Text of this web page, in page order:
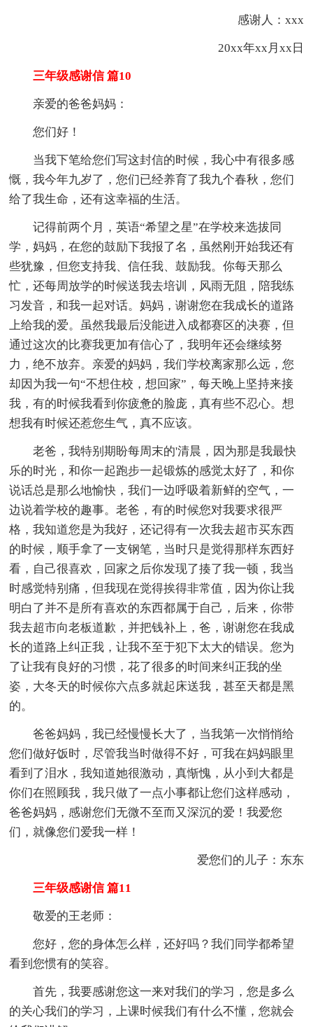
感谢人：xxx
20xx年xx月xx日
三年级感谢信 篇10
亲爱的爸爸妈妈：
您们好！
当我下笔给您们写这封信的时候，我心中有很多感
慨，我今年九岁了，您们已经养育了我九个春秋，您们
给了我生命，还有这幸福的生活。
记得前两个月，英语“希望之星”在学校来选拔同
学，妈妈，在您的鼓励下我报了名，虽然刚开始我还有
些犹豫，但您支持我、信任我、鼓励我。你每天那么
忙，还每周放学的时候送我去培训，风雨无阻，陪我练
习发音，和我一起对话。妈妈，谢谢您在我成长的道路
上给我的爱。虽然我最后没能进入成都赛区的决赛，但
通过这次的比赛我更加有信心了，我明年还会继续努
力，绝不放弃。亲爱的妈妈，我们学校离家那么远，您
却因为我一句“不想住校，想回家”，每天晚上坚持来接
我，有的时候我看到你疲惫的脸庞，真有些不忍心。想
想我有时候还惹您生气，真不应该。
老爸，我特别期盼每周末的'清晨，因为那是我最快
乐的时光，和你一起跑步一起锻炼的感觉太好了，和你
说话总是那么地愉快，我们一边呼吸着新鲜的空气，一
边说着学校的趣事。老爸，有的时候您对我要求很严
格，我知道您是为我好，还记得有一次我去超市买东西
的时候，顺手拿了一支钢笔，当时只是觉得那样东西好
看，自己很喜欢，回家之后你发现了揍了我一顿，我当
时感觉特别痛，但我现在觉得挨得非常值，因为你让我
明白了并不是所有喜欢的东西都属于自己，后来，你带
我去超市向老板道歉，并把钱补上，爸，谢谢您在我成
长的道路上纠正我，让我不至于犯下太大的错误。您为
了让我有良好的习惯，花了很多的时间来纠正我的坐
姿，大冬天的时候你六点多就起床送我，甚至天都是黑
的。
爸爸妈妈，我已经慢慢长大了，当我第一次悄悄给
您们做好饭时，尽管我当时做得不好，可我在妈妈眼里
看到了泪水，我知道她很激动，真惭愧，从小到大都是
你们在照顾我，我只做了一点小事都让您们这样感动，
爸爸妈妈，感谢您们无微不至而又深沉的爱！我爱您
们，就像您们爱我一样！
爱您们的儿子：东东
三年级感谢信 篇11
敬爱的王老师：
您好，您的身体怎么样，还好吗？我们同学都希望
看到您惯有的笑容。
首先，我要感谢您这一来对我们的学习，您是多么
的关心我们的学习，上课时候我们有什么不懂，您就会